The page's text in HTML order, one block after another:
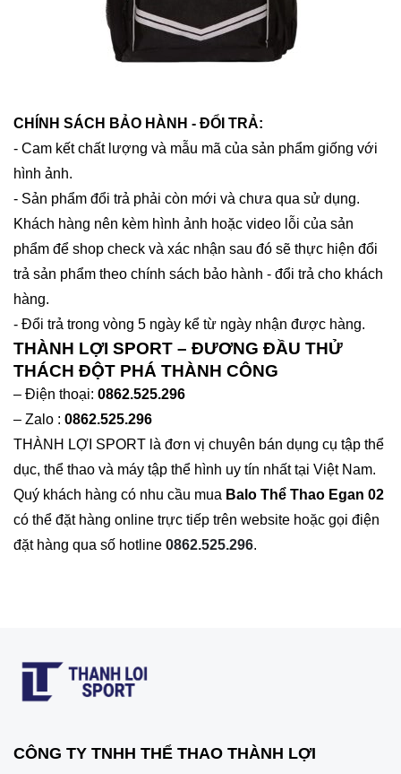
CHÍNH SÁCH BẢO HÀNH - ĐỔI TRẢ:
- Cam kết chất lượng và mẫu mã của sản phẩm giống với
hình ảnh.
- Sản phẩm đổi trả phải còn mới và chưa qua sử dụng.
Khách hàng nên kèm hình ảnh hoặc video lỗi của sản
phẩm để shop check và xác nhận sau đó sẽ thực hiện đổi
trả sản phẩm theo chính sách bảo hành - đổi trả cho khách
hàng.
- Đổi trả trong vòng 5 ngày kể từ ngày nhận được hàng.
THÀNH LỢI SPORT – ĐƯƠNG ĐẦU THỬ
THÁCH ĐỘT PHÁ THÀNH CÔNG
– Điện thoại: 0862.525.296
– Zalo : 0862.525.296
THÀNH LỢI SPORT là đơn vị chuyên bán dụng cụ tập thể
dục, thể thao và máy tập thể hình uy tín nhất tại Việt Nam.
Quý khách hàng có nhu cầu mua Balo Thể Thao Egan 02
có thể đặt hàng online trực tiếp trên website hoặc gọi điện
đặt hàng qua số hotline 0862.525.296.
CÔNG TY TNHH THỂ THAO THÀNH LỢI